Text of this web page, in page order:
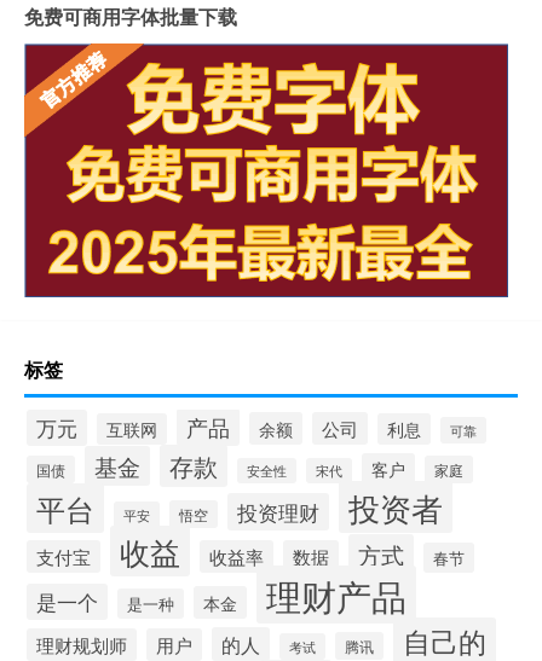
免费可商用字体批量下载
标签
万元 互联网 产品 余额 公司 利息 可靠
国债 基金 存款 安全性 宋代 客户 家庭
平台 平安 悟空 投资理财 投资者
支付宝 收益 收益率 数据 方式 春节
是一个 是一种 本金 理财产品
理财规划师 用户 的人 考试 腾讯 自己的